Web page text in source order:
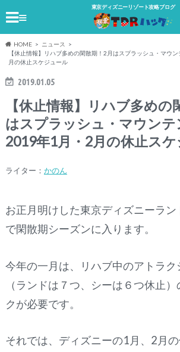
東京ディズニーリゾート攻略ブログ
≡
HOME
ニュース
【休止情報】リハブ多めの閑散期！2月はスプラッシュ・マウ
月の休止スケジュール
2019.01.05
【休止情報】リハブ多めの
はスプラッシュ・マウンテ
2019年1月・2月の休止ス
ライター： かのん
お正月明けした東京ディズニーラ
で閑散期シーズンに入ります。
今年の一月は、リハブ中のアトラク
（ランドは７つ、シーは６つ休止
クが必要です。
それでは、ディズニーの1月、2月